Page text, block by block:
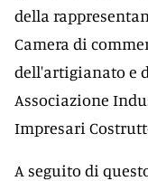
della
Camera di
dell'artigianato e
Associazione
Impresari
A seguito di